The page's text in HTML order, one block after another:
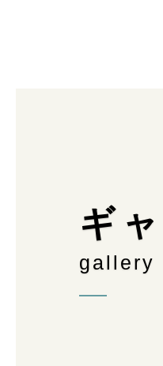
ギ ャ
gal l ery